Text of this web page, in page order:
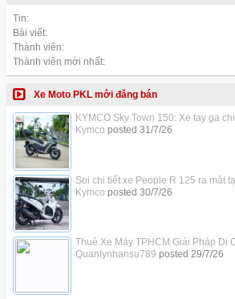
Tin:
Bài viết:
Thành viên:
Thành viên mới nhất:
Xe Moto PKL mới đăng bán
KYMCO Sky Town 150: Xe tay ga
Kymco posted 31/7/26
Soi chi tiết xe People R 125 ra mắt
Kymco posted 30/7/26
Thuê Xe Máy TPHCM Giải Pháp Di
Quanlynhansu789 posted 29/7/26